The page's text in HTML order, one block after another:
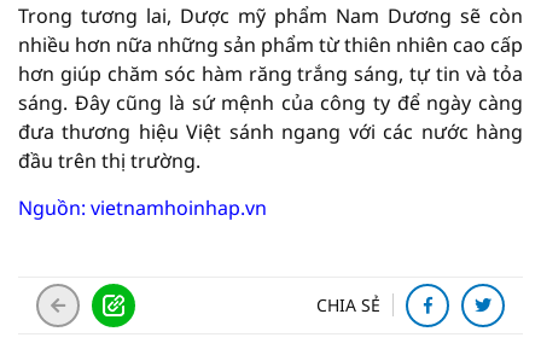
Trong tương lai, Dược mỹ phẩm Nam Dương sẽ còn
nhiều hơn nữa những sản phẩm từ thiên nhiên cao cấp
hơn giúp chăm sóc hàm răng trắng sáng, tự tin và tỏa
sáng. Đây cũng là sứ mệnh của công ty để ngày càng
đưa thương hiệu Việt sánh ngang với các nước hàng
đầu trên thị trường.
Nguồn: vietnamhoinhap.vn
CHIA SẺ